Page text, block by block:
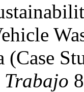
(Case
Trabajo